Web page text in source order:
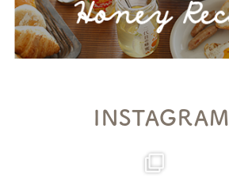
INSTAGRAM